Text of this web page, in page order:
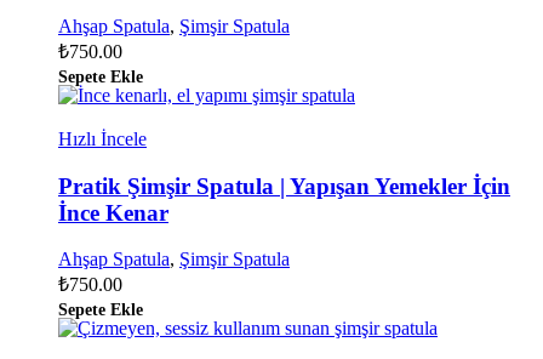
Ahşap Spatula, Şimşir Spatula
₺750.00
Sepete Ekle
Hızlı İncele
Pratik Şimşir Spatula | Yapışan Yemekler İçin
İnce Kenar
Ahşap Spatula, Şimşir Spatula
₺750.00
Sepete Ekle